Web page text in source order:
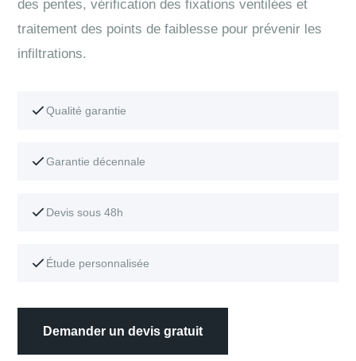
des pentes, vérification des fixations ventilées et
traitement des points de faiblesse pour prévenir les
infiltrations.
Qualité garantie
Garantie décennale
Devis sous 48h
Étude personnalisée
Demander un devis gratuit